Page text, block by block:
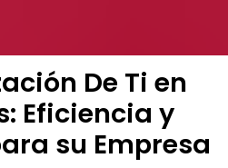
De Ti en
Eficiencia y
su Empresa